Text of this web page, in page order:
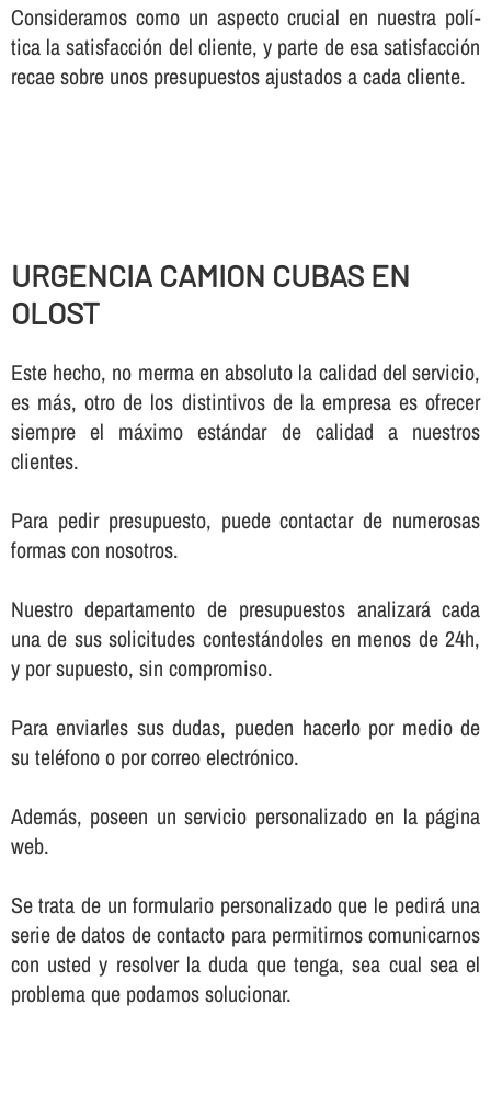
Consideramos como un aspecto crucial en nuestra polí­
tica la satisfacción del cliente, y parte de esa satisfacción
recae sobre unos presupuestos ajustados a cada cliente.
URGENCIA CAMION CUBAS EN
OLOST
Este hecho, no merma en absoluto la calidad del servicio,
es más, otro de los distintivos de la empresa es ofrecer
siempre el máximo estándar de calidad a nuestros
clientes.
Para pedir presupuesto, puede contactar de numerosas
formas con nosotros.
Nuestro departamento de presupuestos analizará cada
una de sus solicitudes contestándoles en menos de 24h,
y por supuesto, sin compromiso.
Para enviarles sus dudas, pueden hacerlo por medio de
su teléfono o por correo electrónico.
Además, poseen un servicio personalizado en la página
web.
Se trata de un formulario personalizado que le pedirá una
serie de datos de contacto para permitirnos comunicarnos
con usted y resolver la duda que tenga, sea cual sea el
problema que podamos solucionar.